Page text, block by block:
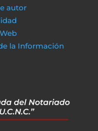
autor
la Información